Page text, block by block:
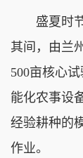
盛夏时节
其间，由兰
500亩核心
能化农事设
经验耕种的
作业。